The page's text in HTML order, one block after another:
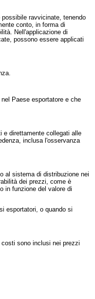
ravvicinate, tenendo
conto, in forma di
Nell'applicazione di
possono essere applicati
Paese esportatore e che
e direttamente collegati alle
inclusa l'osservanza
al sistema di distribuzione nei
dei prezzi, come è
in funzione del valore di
esportatori, o quando si
sono inclusi nei prezzi